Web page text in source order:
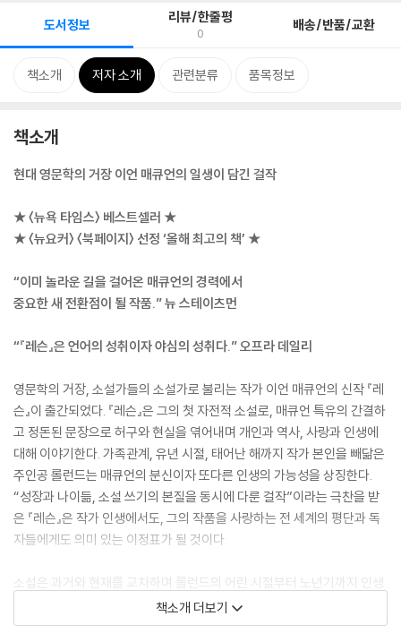
도서정보 리뷰/한줄평
0 배송/반품/교환
책소개 저자 소개 관련분류 품목정보
책소개
현대 영문학의 거장 이언 매큐언의 일생이 담긴 걸작
★ 〈뉴욕 타임스〉 베스트셀러 ★
★ 〈뉴요커〉 〈북페이지〉 선정 ‘올해 최고의 책’ ★
“이미 놀라운 길을 걸어온 매큐언의 경력에서
중요한 새 전환점이 될 작품.” 뉴 스테이츠먼
“『레슨』은 언어의 성취이자 야심의 성취다.” 오프라 데일리
영문학의 거장, 소설가들의 소설가로 불리는 작가 이언 매큐언의 신작 『레
슨』이 출간되었다. 『레슨』은 그의 첫 자전적 소설로, 매큐언 특유의 간결하
고 정돈된 문장으로 허구와 현실을 엮어내며 개인과 역사, 사랑과 인생에
대해 이야기한다. 가족관계, 유년 시절, 태어난 해까지 작가 본인을 빼닮은
주인공 롤런드는 매큐언의 분신이자 또다른 인생의 가능성을 상징한다.
“성장과 나이듦, 소설 쓰기의 본질을 동시에 다룬 걸작”이라는 극찬을 받
은 『레슨』은 작가 인생에서도, 그의 작품을 사랑하는 전 세계의 평단과 독
자들에게도 의미 있는 이정표가 될 것이다.
소설은 과거와 현재를 교차하며 롤런드의 어린 시절부터 노년기까지 인생
전체를 밀도 있게 그려낸다. 서른일곱 살의 롤런드는 어느 날 아내 앨리사
가 쪽지 한 장만 남긴 채 그와 한 살배기 아들 곁을 떠난 믿기 힘든 현실을
책소개 더보기